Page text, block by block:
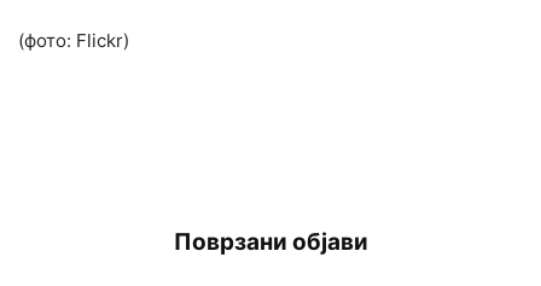
(фото: Flickr)
Поврзани објави